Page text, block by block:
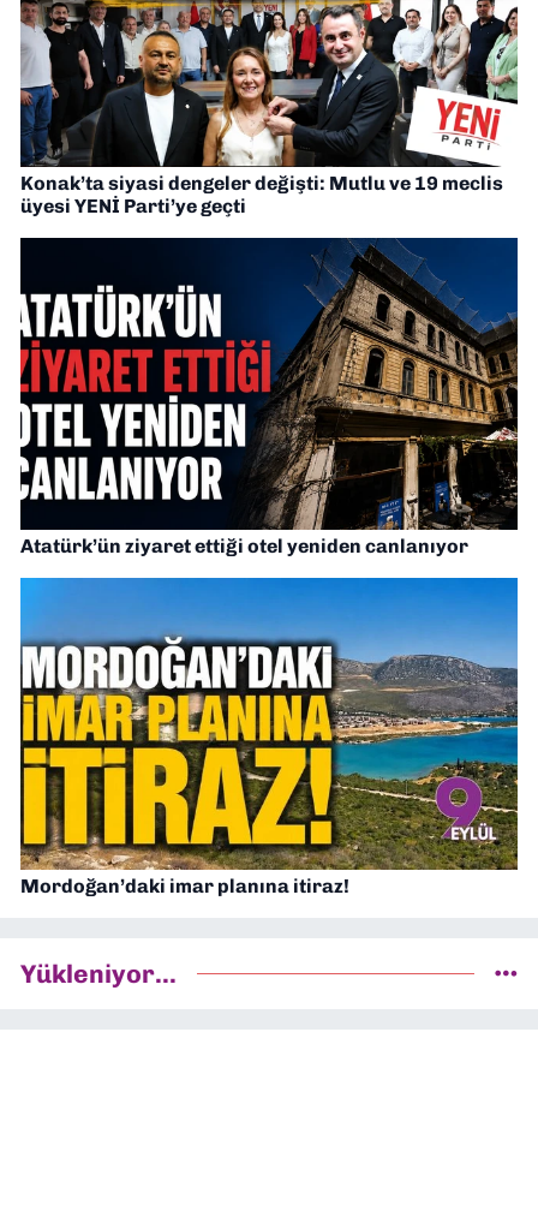
Konak’ta siyasi dengeler değişti: Mutlu ve 19 meclis
üyesi YENİ Parti’ye geçti
Atatürk’ün ziyaret ettiği otel yeniden canlanıyor
Mordoğan’daki imar planına itiraz!
Yükleniyor...